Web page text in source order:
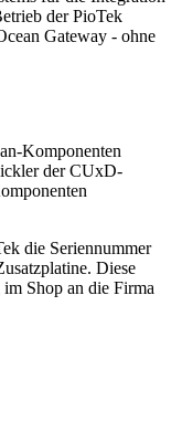
der PioTek
Gateway - ohne
Komponenten
der CUxD-
die Seriennummer
Diese
Shop an die Firma